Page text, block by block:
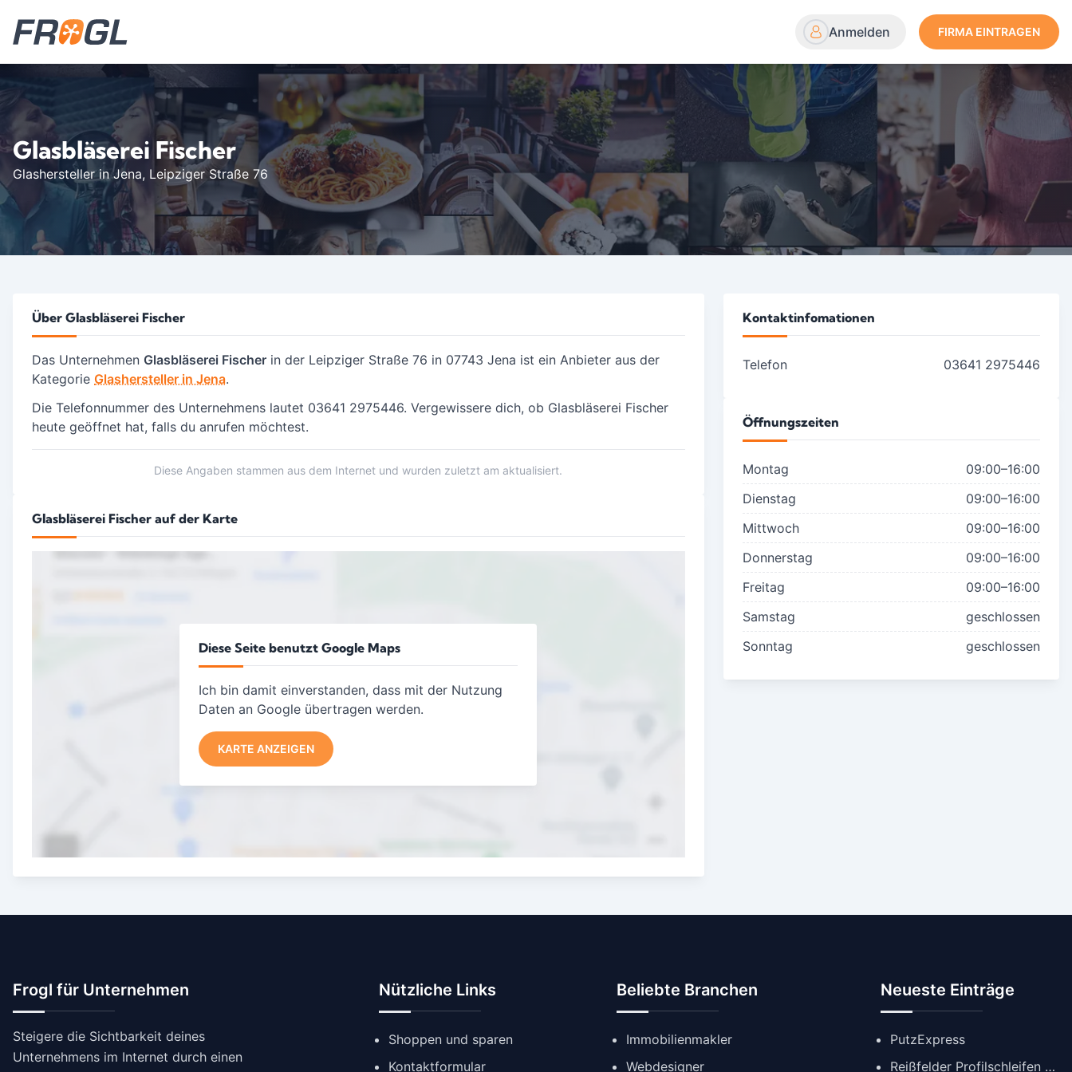
Anmelden FIRMA EINTRAGEN
Glasbläserei Fischer
Glashersteller in Jena, Leipziger Straße 76
Über Glasbläserei Fischer
Das Unternehmen Glasbläserei Fischer in der Leipziger Straße 76 in 07743 Jena ist ein Anbieter aus der
Kategorie Glashersteller in Jena.
Die Telefonnummer des Unternehmens lautet 03641 2975446. Vergewissere dich, ob Glasbläserei Fischer
heute geöffnet hat, falls du anrufen möchtest.
Diese Angaben stammen aus dem Internet und wurden zuletzt am aktualisiert.
Glasbläserei Fischer auf der Karte
Diese Seite benutzt Google Maps
Ich bin damit einverstanden, dass mit der Nutzung
Daten an Google übertragen werden.
KARTE ANZEIGEN
Kontaktinfomationen
Telefon 03641 2975446
Öffnungszeiten
Montag
09:00–16:00
Dienstag
09:00–16:00
Mittwoch
09:00–16:00
Donnerstag
09:00–16:00
Freitag
09:00–16:00
Samstag
geschlossen
Sonntag
geschlossen
Frogl für Unternehmen
Steigere die Sichtbarkeit deines
Unternehmens im Internet durch einen
Nützliche Links
Shoppen und sparen
Kontaktformular
Beliebte Branchen
Immobilienmakler
Webdesigner
Neueste Einträge
PutzExpress
Reißfelder Profilschleifen GmbH